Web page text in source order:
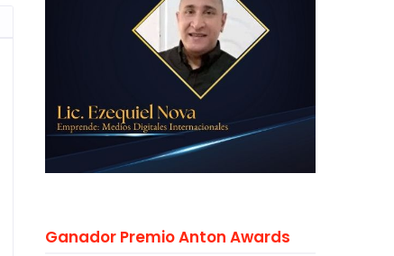
Ganador Premio Anton Awards